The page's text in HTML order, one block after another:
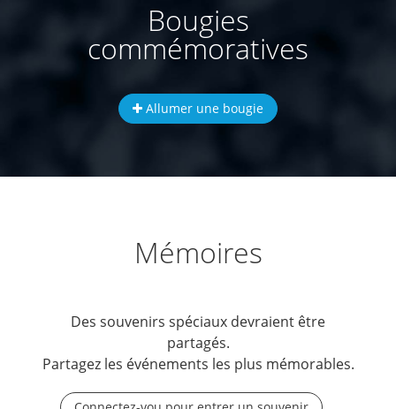
Bougies
commémoratives
Allumer une bougie
Mémoires
Des souvenirs spéciaux devraient être
partagés.
Partagez les événements les plus mémorables.